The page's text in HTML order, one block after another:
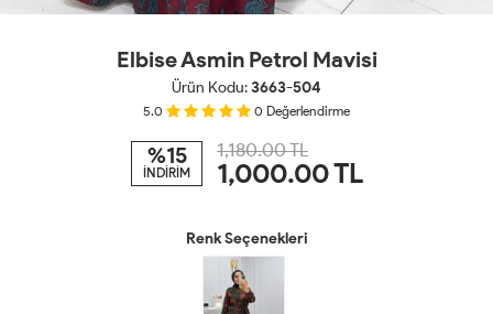
Elbise Asmin Petrol Mavisi
Ürün Kodu:3663-504
5.0 0 Değerlendirme
%15
İNDİRİM
1,180.00 TL
1,000.00TL
Renk Seçenekleri